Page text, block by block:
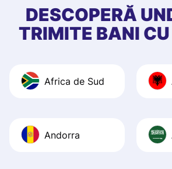
DESCOPERĂ
TRIMITE BANI CU
Africa de Sud
Andorra